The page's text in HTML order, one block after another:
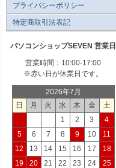
プライバシーポリシー
特定商取引法表記
パソコンショップSEVEN 営業日
営業時間：10:00-17:00
※赤い日が休業日です。
2026年7月
日
月 火 水 木 金
土
1
2 3
4
5
6 7 8 9 10
11
12
13 14 15 16 17
18
19
20 21 22 23 24
25